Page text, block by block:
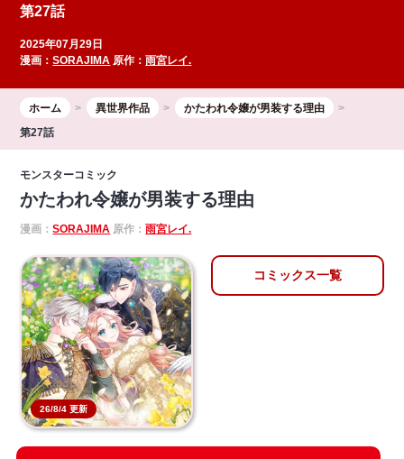
第27話
2025年07月29日
漫画：SORAJIMA 原作：雨宮レイ.
ホーム 異世界作品
かたわれ令嬢が男装する理由
第27話
モンスターコミック
かたわれ令嬢が男装する理由
漫画：SORAJIMA 原作：雨宮レイ.
26/8/4 更新
コミックス一覧